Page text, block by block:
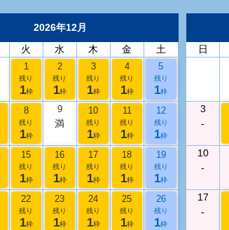
2026年12月
火 水 木 金 土
1
残り
1枠
2
残り
1枠
3
残り
1枠
4
残り
1枠
5
残り
1枠
8
残り
1枠
9
満
10
残り
1枠
11
残り
1枠
12
残り
1枠
15
残り
1枠
16
残り
1枠
17
残り
1枠
18
残り
1枠
19
残り
1枠
22
残り
1枠
23
残り
1枠
24
残り
1枠
25
残り
1枠
26
残り
1枠
日
3
-
10
-
17
-